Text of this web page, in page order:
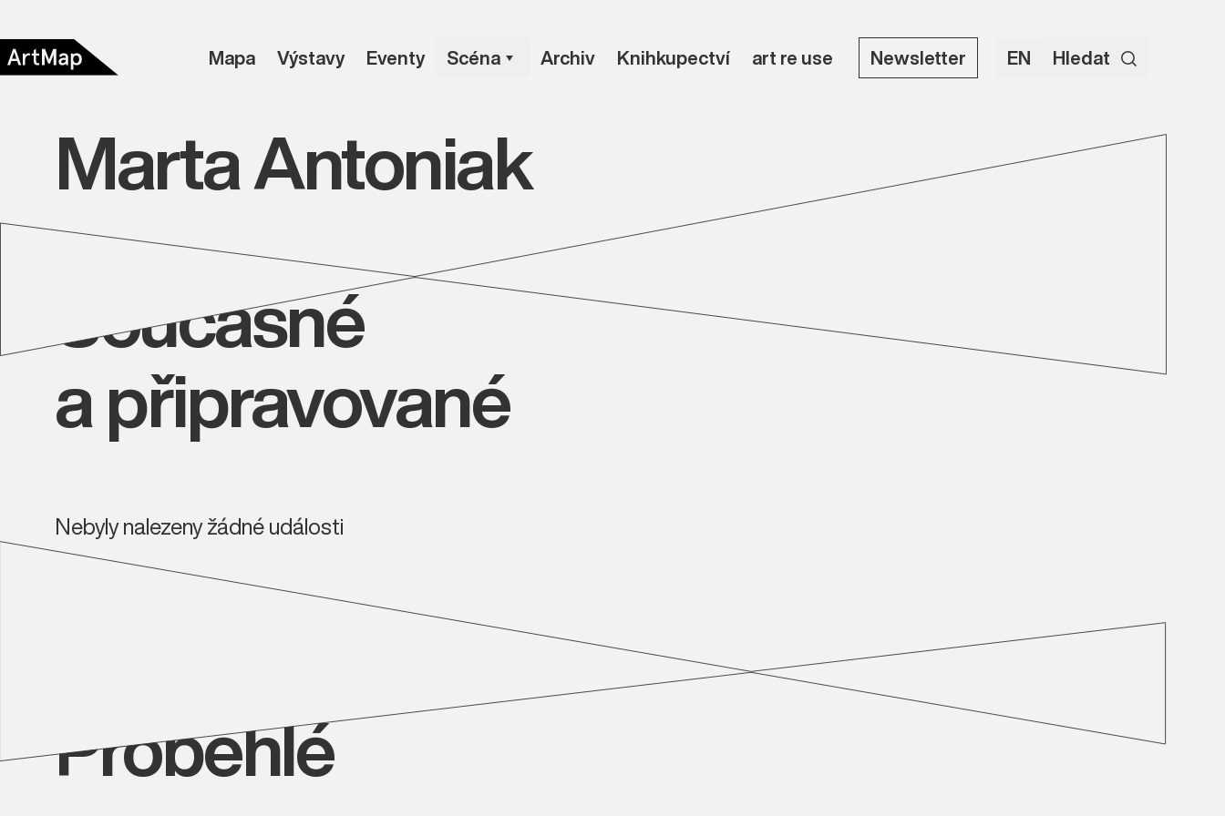
Mapa Výstavy Eventy Scéna Archiv Knihkupectví art re use Newsletter EN Hledat
Marta Antoniak
Současné
a připravované
Nebyly nalezeny žádné události
Proběhlé